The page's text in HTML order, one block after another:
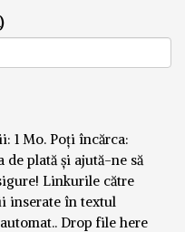
1 Mo. Poți încărca:
de plată și ajută-ne să
Linkurile către
inserate în textul
Drop file here